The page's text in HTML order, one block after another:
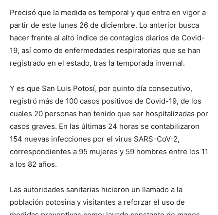
Precisó que la medida es temporal y que entra en vigor a
partir de este lunes 26 de diciembre. Lo anterior busca
hacer frente al alto índice de contagios diarios de Covid-
19, así como de enfermedades respiratorias que se han
registrado en el estado, tras la temporada invernal.
Y es que San Luis Potosí, por quinto día consecutivo,
registró más de 100 casos positivos de Covid-19, de los
cuales 20 personas han tenido que ser hospitalizadas por
casos graves. En las últimas 24 horas se contabilizaron
154 nuevas infecciones por el virus SARS-CoV-2,
correspondientes a 95 mujeres y 59 hombres entre los 11
a los 82 años.
Las autoridades sanitarias hicieron un llamado a la
población potosina y visitantes a reforzar el uso de